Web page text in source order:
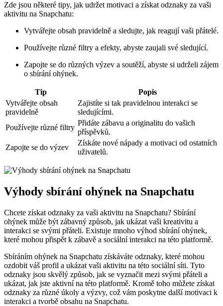
Zde jsou některé tipy, jak udržet motivaci a získat odznaky za vaši
aktivitu na Snapchatu:
Vytvářejte obsah pravidelně a sledujte, jak reagují vaši přátelé.
Používejte různé filtry a efekty, abyste zaujali své sledující.
Zapojte se do různých výzev a soutěží, abyste si udrželi zájem
o sbírání ohýnek.
Tip
Popis
Vytvářejte obsah
pravidelně
Zajistíte si tak pravidelnou interakci se
sledujícími.
Používejte různé filtry
Přidáte zábavu a originalitu do vašich
příspěvků.
Zapojte se do výzev
Získáte nové nápady a motivaci od ostatních
uživatelů.
Výhody sbírání ohýnek na Snapchatu
Chcete získat odznaky za vaši aktivitu na Snapchatu? Sbírání
ohýnek může být zábavný způsob, jak ukázat vaši kreativitu a
interakci se svými přáteli. Existuje mnoho výhod sbírání ohýnek,
které mohou přispět k zábavě a sociální interakci na této platformě.
Sbíráním ohýnek na Snapchatu získáváte odznaky, které mohou
ozdobit váš profil a ukázat vaši aktivitu na této sociální síti. Tyto
odznaky jsou skvělý způsob, jak se vyznačit mezi svými přáteli a
ukázat, jak jste aktivní na této platformě. Kromě toho můžete získat
odznaky za různé úkoly a výzvy, což vám poskytne další motivaci k
interakci a tvorbě obsahu na Snapchatu.